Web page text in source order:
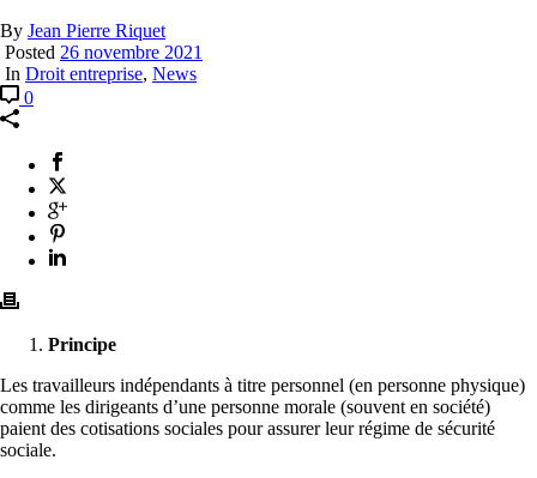
By Jean Pierre Riquet
Posted 26 novembre 2021
In Droit entreprise, News
0
Principe
Les travailleurs indépendants à titre personnel (en personne physique)
comme les dirigeants d’une personne morale (souvent en société)
paient des cotisations sociales pour assurer leur régime de sécurité
sociale.